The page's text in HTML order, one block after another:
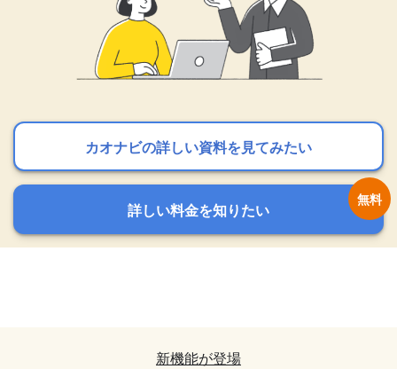
カオナビの詳しい資料を見てみたい
詳しい料金を知りたい
カオナビの詳しい資料を見てみたい
詳しい料金を知りたい
カオナビの詳しい資料を見てみたい
詳しい料金を知りたい
新機能が登場